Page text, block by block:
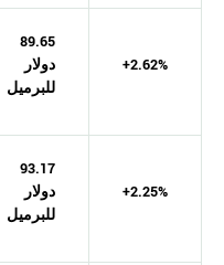
89.65
دولار
للبرميل
+2.62%
93.17
دولار
للبرميل
+2.25%